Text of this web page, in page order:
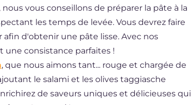
vous conseillons de préparer la pâte à la
les temps de levée. Vous devrez faire
d'obtenir une pâte lisse. Avec nos
une consistance parfaites !
, que nous aimons tant... rouge et chargée de
le salami et les olives taggiasche
de saveurs uniques et délicieuses qui